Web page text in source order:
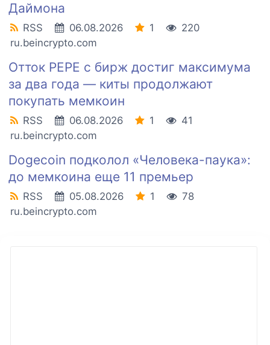
Даймона
RSS 06.08.2026 1
220
ru.beincrypto.com
Отток PEPE с бирж достиг максимума
за два года — киты продолжают
покупать мемкоин
RSS 06.08.2026 1
41
ru.beincrypto.com
Dogecoin подколол «Человека-паука»:
до мемкоина еще 11 премьер
RSS 05.08.2026 1
78
ru.beincrypto.com